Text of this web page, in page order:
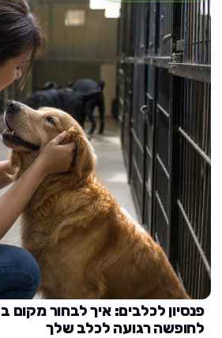
פנסיון לכלבים: איך לבחור מקום
לחופשה רגועה לכלב שלך